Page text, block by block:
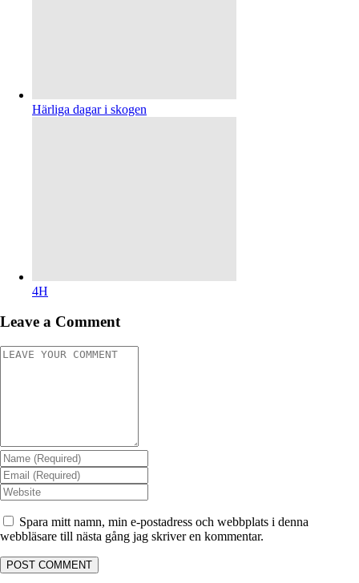
Härliga dagar i skogen
4H
Leave a Comment
Spara mitt namn, min e-postadress och webbplats i denna
webbläsare till nästa gång jag skriver en kommentar.